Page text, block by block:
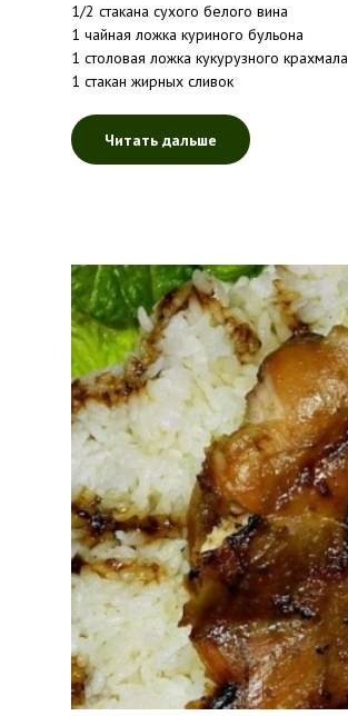
1/2 стакана сухого белого вина
1 чайная ложка куриного бульона
1 столовая ложка кукурузного крахмала
1 стакан жирных сливок
Читать дальше